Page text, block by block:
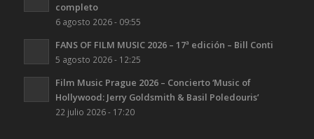
completo
6 agosto 2026 - 09:55
FANS OF FILM MUSIC 2026 – 17ª edición – Bill Conti
5 agosto 2026 - 12:25
Film Music Prague 2026 – Concierto ‘Music of
Hollywood: Jerry Goldsmith & Basil Poledouris’
22 julio 2026 - 17:20